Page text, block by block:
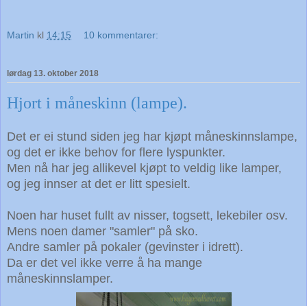
Martin kl 14:15 10 kommentarer:
lørdag 13. oktober 2018
Hjort i måneskinn (lampe).
Det er ei stund siden jeg har kjøpt måneskinnslampe,
og det er ikke behov for flere lyspunkter.
Men nå har jeg allikevel kjøpt to veldig like lamper,
og jeg innser at det er litt spesielt.
Noen har huset fullt av nisser, togsett, lekebiler osv.
Mens noen damer "samler" på sko.
Andre samler på pokaler (gevinster i idrett).
Da er det vel ikke verre å ha mange
måneskinnslamper.